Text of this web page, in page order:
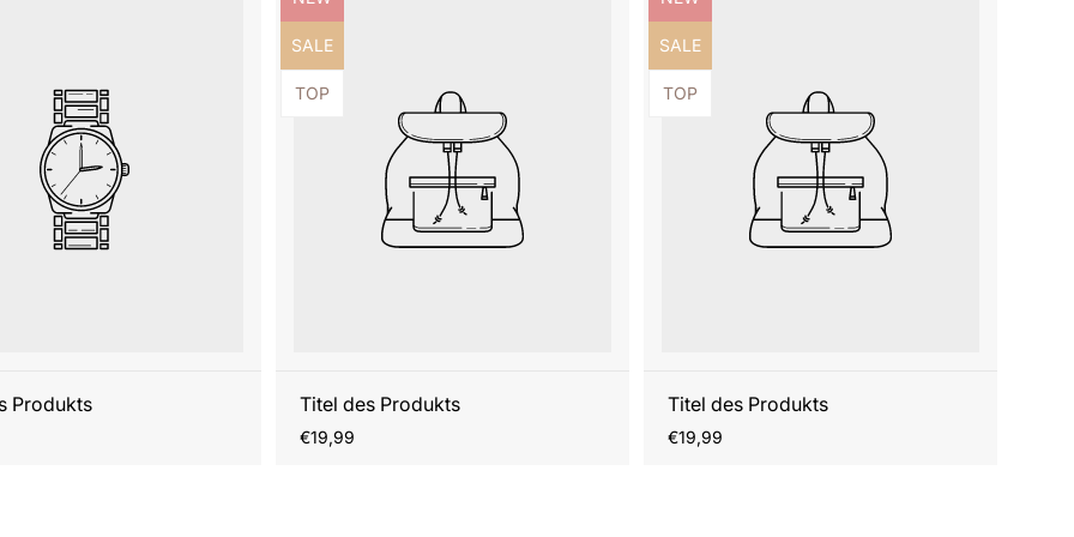
Produkts
Produktbezeichnung:
SALE
Produktbezeichnung:
TOP
Titel des Produkts
Regulärer
€19,99
Produktbezeichnung:
SALE
Produktbezeichnung:
TOP
Titel des Produkts
Regulärer
€19,99